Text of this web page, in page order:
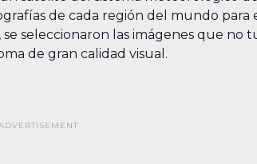
de cada región del mundo para
seleccionaron las imágenes que no
de gran calidad visual.